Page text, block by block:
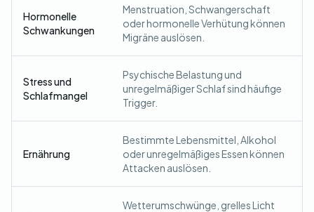
Hormonelle
Schwankungen
Menstruation, Schwangerschaft
oder hormonelle Verhütung können
Migräne auslösen.
Stress und
Schlafmangel
Psychische Belastung und
unregelmäßiger Schlaf sind häufige
Trigger.
Ernährung
Bestimmte Lebensmittel, Alkohol
oder unregelmäßiges Essen können
Attacken auslösen.
Wetterumschwünge, grelles Licht